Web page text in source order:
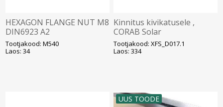
HEXAGON FLANGE NUT M8
DIN6923 A2
Tootjakood: M540
Laos: 34
Kinnitus kivikatusele ,
CORAB Solar
Tootjakood: XFS_D017.1
Laos: 334
UUS TOODE